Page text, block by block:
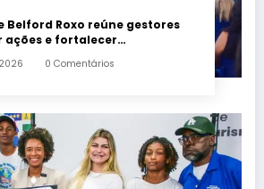
Belford Roxo reúne gestores
ações e fortalecer
0 Comentários